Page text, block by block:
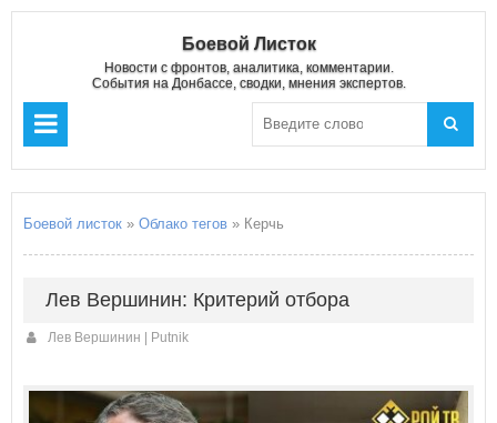
Боевой Листок
Новости с фронтов, аналитика, комментарии.
События на Донбассе, сводки, мнения экспертов.
Боевой листок » Облако тегов » Керчь
Лев Вершинин: Критерий отбора
Лев Вершинин | Putnik